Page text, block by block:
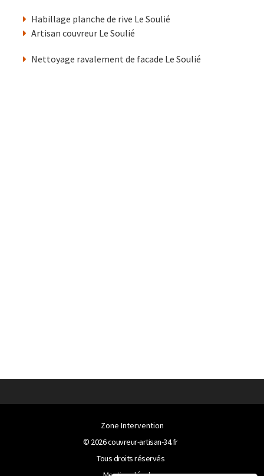
Habillage planche de rive Le Soulié
Artisan couvreur Le Soulié
Nettoyage ravalement de facade Le Soulié
Zone Intervention
© 2026couvreur-artisan-34.fr
Tous droits réservés